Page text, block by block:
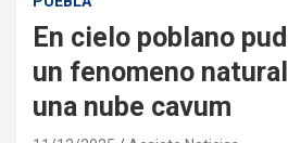
En cielo poblano
un fenomeno
una nube cavum